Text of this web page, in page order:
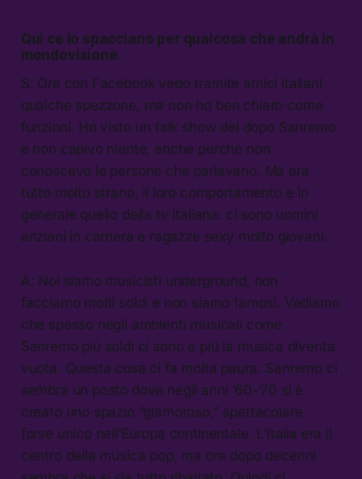
Qui ce lo spacciano per qualcosa che andrà in
mondovisione.
S: Ora con Facebook vedo tramite amici italiani
qualche spezzone, ma non ho ben chiaro come
funzioni. Ho visto un talk show del dopo Sanremo
e non capivo niente, anche perché non
conoscevo le persone che parlavano. Ma era
tutto molto strano, il loro comportamento e in
generale quello della tv italiana: ci sono uomini
anziani in carriera e ragazze sexy molto giovani.
A: Noi siamo musicisti underground, non
facciamo molti soldi e non siamo famosi. Vediamo
che spesso negli ambienti musicali come
Sanremo più soldi ci sono e più la musica diventa
vuota. Questa cosa ci fa molta paura. Sanremo ci
sembra un posto dove negli anni ’60-’70 si è
creato uno spazio “glamoroso,” spettacolare,
forse unico nell’Europa continentale. L’Italia era il
centro della musica pop, ma ora dopo decenni